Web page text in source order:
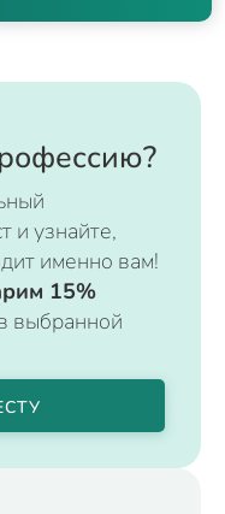
и узнайте,
именно вам!
15%
выбранной